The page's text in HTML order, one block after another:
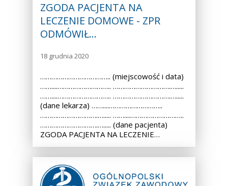
ZGODA PACJENTA NA
LECZENIE DOMOWE - ZPR
ODMÓWIŁ…
18 grudnia 2020
……………………………….. (miejscowość i data)
……....……………………….. ………………………….….....
……....……………………….. ………………………….….....
(dane lekarza) ……....………………………..
………………………….…..... ……....………………………..
………………………….…..... (dane pacjenta)
ZGODA PACJENTA NA LECZENIE…